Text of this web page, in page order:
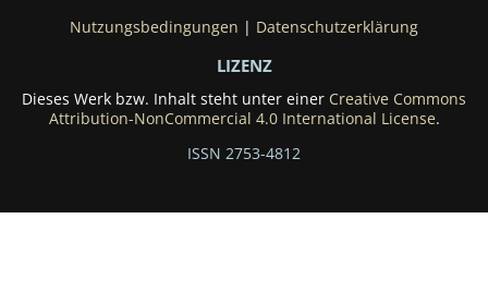
Nutzungsbedingungen | Datenschutzerklärung
LIZENZ
Dieses Werk bzw. Inhalt steht unter einer Creative Commons
Attribution-NonCommercial 4.0 International License.
ISSN 2753-4812